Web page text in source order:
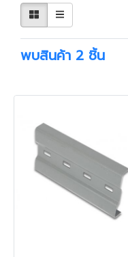
พบสินค้า 2 ชิ้น